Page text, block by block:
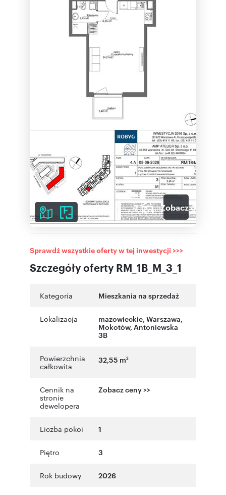
7 Zobacz galerię
Szczegóły oferty RM_1B_M_3_1
Sprawdź wszystkie oferty w tej inwestycji >>>
Kategoria Mieszkania na sprzedaż
Lokalizacja mazowieckie, Warszawa,
Mokotów, Antoniewska
3B
Powierzchnia
całkowita
32,55 m2
Cennik na
stronie
dewelopera
Zobacz ceny >>
Liczba pokoi 1
Piętro 3
Rok budowy 2026